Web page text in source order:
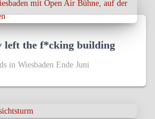
left the f*cking building
in Wiesbaden Ende Juni